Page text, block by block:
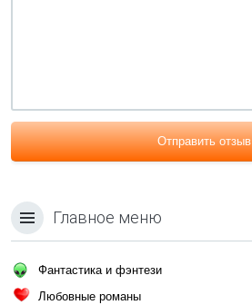
Отправить отзыв
Главное меню
Фантастика и фэнтези
Любовные романы